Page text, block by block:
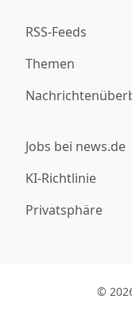
RSS-Feeds
Themen
Jobs bei news.de
KI-Richtlinie
Privatsphäre
©